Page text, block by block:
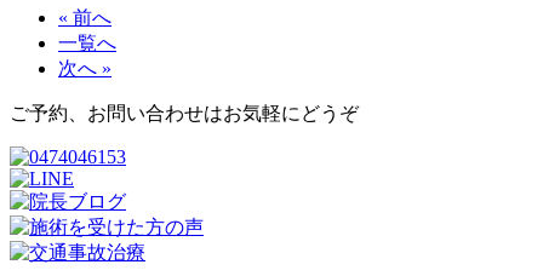
« 前へ
一覧へ
次へ »
ご予約、お問い合わせはお気軽にどうぞ